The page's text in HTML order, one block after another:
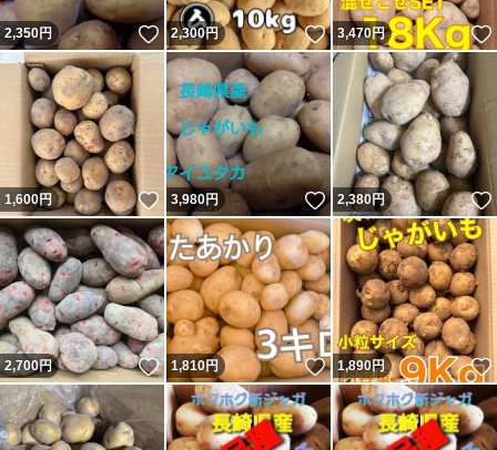
2,350円 いいね！
2,300円 いいね！
3,470円
1,600円 いいね！
3,980円 いいね！
2,380円
2,700円 いいね！
1,810円 いいね！
1,890円